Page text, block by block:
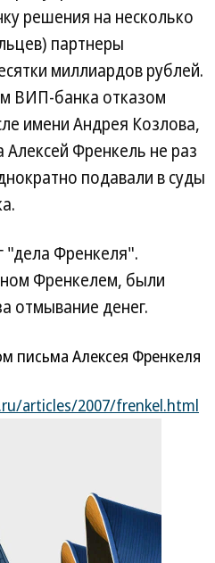
решения на несколько
партнеры
миллиардов рублей.
ВИП-банка отказом
имени Андрея Козлова,
Френкель не раз
подавали в суды
"дела Френкеля".
Френкелем, были
отмывание денег.
письма Алексея Френкеля
articles/2007/frenkel.html